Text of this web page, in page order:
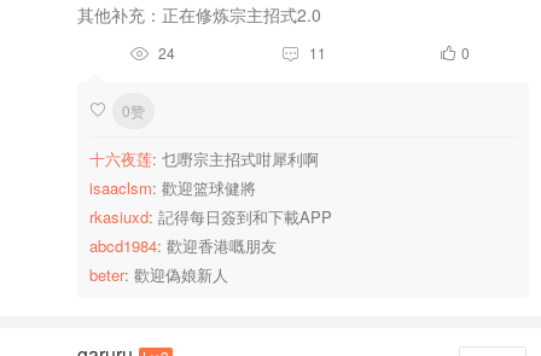
其他补充：正在修炼宗主招式2.0
 24  11  0
 0赞
十六夜莲: 乜嘢宗主招式咁犀利啊
isaaclsm: 歡迎篮球健將
rkasiuxd: 記得每日簽到和下載APP
abcd1984: 歡迎香港嘅朋友
beter: 歡迎偽娘新人